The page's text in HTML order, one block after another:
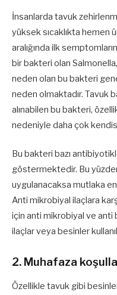
İnsanlarda tavuk
yüksek sıcaklıkta hemen
aralığında ilk
bir bakteri olan Salmonella,
neden olan bu bakteri
neden olmaktadır. Tavuk
alınabilen bu bakteri,
nedeniyle daha çok
Bu bakteri bazı
göstermektedir. Bu
uygulanacaksa mutlaka en
Anti mikrobiyal ilaçlara
için anti mikrobiyal ve
ilaçlar veya besinler
2. Muhafaza
Özellikle tavuk gibi